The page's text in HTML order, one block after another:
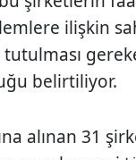
ilişkin
tutulması
belirtiliyor.
alınan 31